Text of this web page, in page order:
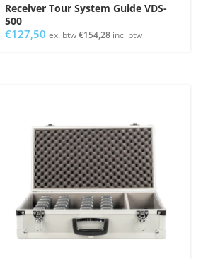
Receiver Tour System Guide VDS-
500
€127,50 ex. btw€154,28 incl btw